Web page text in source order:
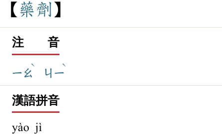
藥劑
注 音
ㄧㄠ
ˋ
ㄐㄧ
ˋ
漢語拼音
yào jì